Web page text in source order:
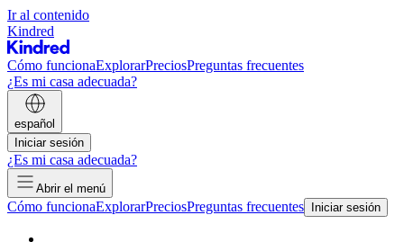
Ir al contenido
Kindred
Cómo funcionaExplorarPreciosPreguntas frecuentes
¿Es mi casa adecuada?
español
Iniciar sesión
¿Es mi casa adecuada?
Abrir el menú
Cómo funcionaExplorarPreciosPreguntas frecuentes Iniciar sesión